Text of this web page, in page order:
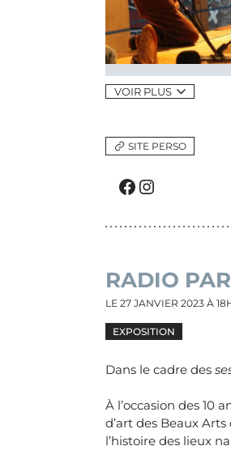
VOIR PLUS
SITE PERSO
Facebook
Instagram
RADIO
LE 27 JANVIER 2023 À
EXPOSITION
Dans le cadre des
À l’occasion des 10
d’art des Beaux
l’histoire des lieux